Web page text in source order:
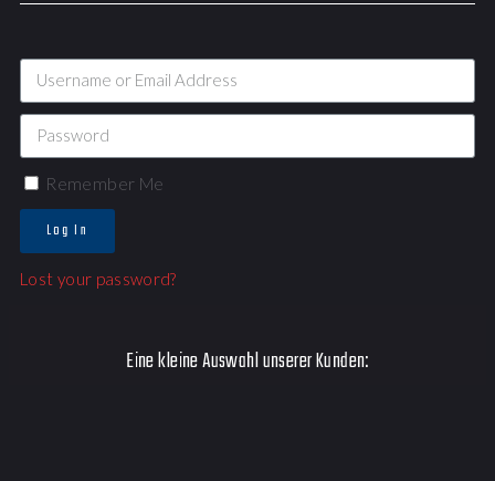
Remember Me
Log In
Lost your password?
Eine kleine Auswahl unserer Kunden: